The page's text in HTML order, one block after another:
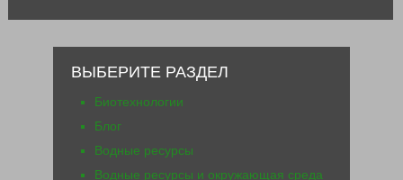
ВЫБЕРИТЕ РАЗДЕЛ
Биотехнологии
Блог
Водные ресурсы
Водные ресурсы и окружающая среда